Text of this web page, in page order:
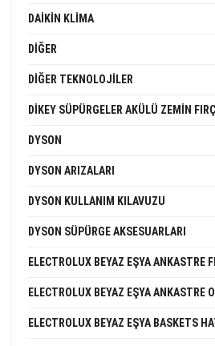
DAIKIN KLIMA
DIĞER
DIĞER TEKNOLOJILER
DIKEY SÜPÜRGELER AKÜLÜ ZEMIN
DYSON
DYSON ARIZALARI
DYSON KULLANIM KILAVUZU
DYSON SÜPÜRGE AKSESUARLARI
ELECTROLUX BEYAZ EŞYA ANKASTRE
ELECTROLUX BEYAZ EŞYA ANKASTRE
ELECTROLUX BEYAZ EŞYA BASKETS